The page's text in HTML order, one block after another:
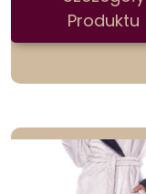
Produktu